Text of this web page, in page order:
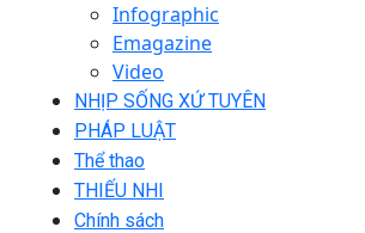
Infographic
Emagazine
Video
NHỊP SỐNG XỨ TUYÊN
PHÁP LUẬT
Thể thao
THIẾU NHI
Chính sách